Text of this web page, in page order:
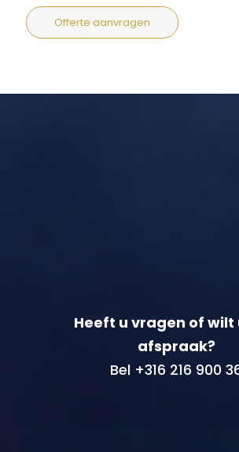
Offerte aanvragen
Heeft u vragen of wilt
afspraak?
Bel +316 216 900